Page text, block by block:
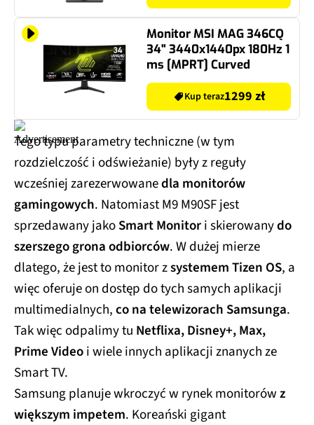
Monitor MSI MAG 346CQ
34" 3440x1440px 180Hz 1
ms [MPRT] Curved
Kup teraz1299 zł
Tego typu parametry techniczne (w tym
rozdzielczość i odświeżanie) były z reguły
wcześniej zarezerwowanedla monitorów
gamingowych. Natomiast M9 M90SF jest
sprzedawany jakoSmart Monitori skierowanydo
szerszego grona odbiorców. W dużej mierze
dlatego, że jest to monitor zsystemem Tizen OS, a
więc oferuje on dostęp do tych samych aplikacji
multimedialnych,co na telewizorach Samsunga.
Tak więc odpalimy tu Netflixa, Disney+, Max,
Prime Videoi wiele innych aplikacji znanych ze
Smart TV.
Samsung planuje wkroczyć w rynek monitorówz
większym impetem. Koreański gigant